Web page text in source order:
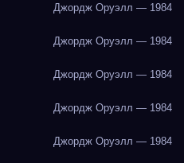
Джордж Оруэлл — 1984
Джордж Оруэлл — 1984
Джордж Оруэлл — 1984
Джордж Оруэлл — 1984
Джордж Оруэлл — 1984